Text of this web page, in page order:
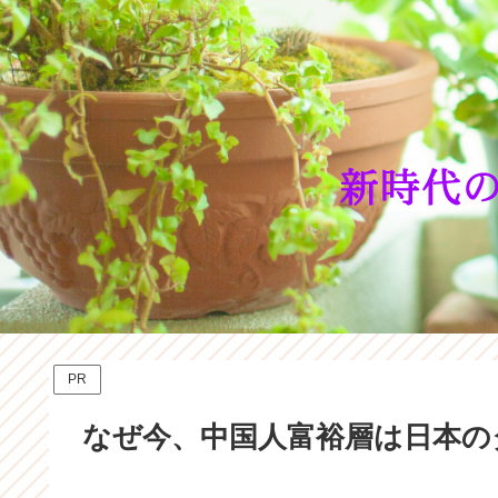
PR
なぜ今、中国人富裕層は日本